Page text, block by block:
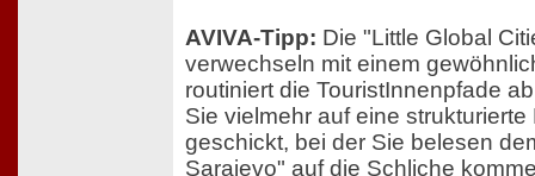
AVIVA-Tipp: Die "Little Global
verwechseln mit einem
routiniert die TouristInnenpfade
Sie vielmehr auf eine
geschickt, bei der Sie belesen
Sarajevo" auf die Schliche